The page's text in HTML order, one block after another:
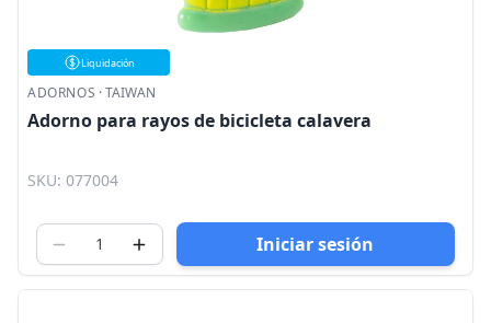
Liquidación
ADORNOS ·TAIWAN
Adorno para rayos de bicicleta calavera
SKU: 077004
Iniciar sesión